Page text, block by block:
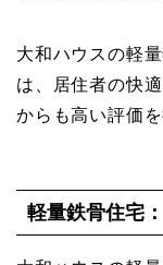
大和ハウスの軽
は、居住者の快
からも高い評価を
軽量鉄骨住宅